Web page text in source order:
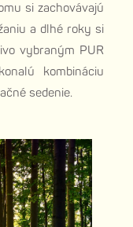
si zachovávajú
a dlhé roky si
vybraným PUR
kombináciu
sedenie.